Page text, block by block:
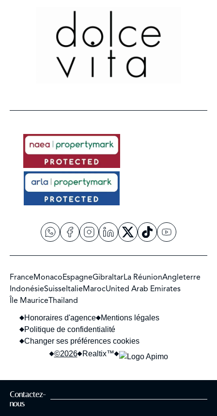
Contactez-
nous
FranceMonacoEspagneGibraltarLa RéunionAngleterre
IndonésieSuisseItalieMarocUnited Arab Emirates
Île MauriceThailand
©2026 Realtix™
Honoraires d'agence
Mentions légales
Politique de confidentialité
Changer ses préférences cookies
Ce site est protégé par reCAPTCHA et les règles deconfidentialitéet les